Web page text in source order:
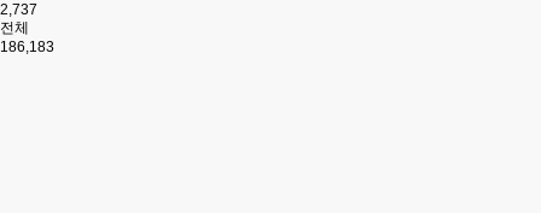
2,737
전체
186,183